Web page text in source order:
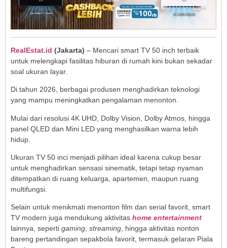
RealEstat.id (Jakarta) – Mencari smart TV 50 inch terbaik
untuk melengkapi fasilitas hiburan di rumah kini bukan sekadar
soal ukuran layar.
Di tahun 2026, berbagai produsen menghadirkan teknologi
yang mampu meningkatkan pengalaman menonton.
Mulai dari resolusi 4K UHD, Dolby Vision, Dolby Atmos, hingga
panel QLED dan Mini LED yang menghasilkan warna lebih
hidup.
Ukuran TV 50 inci menjadi pilihan ideal karena cukup besar
untuk menghadirkan sensasi sinematik, tetapi tetap nyaman
ditempatkan di ruang keluarga, apartemen, maupun ruang
multifungsi.
Selain untuk menikmati menonton film dan serial favorit, smart
TV modern juga mendukung aktivitas home entertainment
lainnya, seperti gaming, streaming, hingga aktivitas nonton
bareng pertandingan sepakbola favorit, termasuk gelaran Piala